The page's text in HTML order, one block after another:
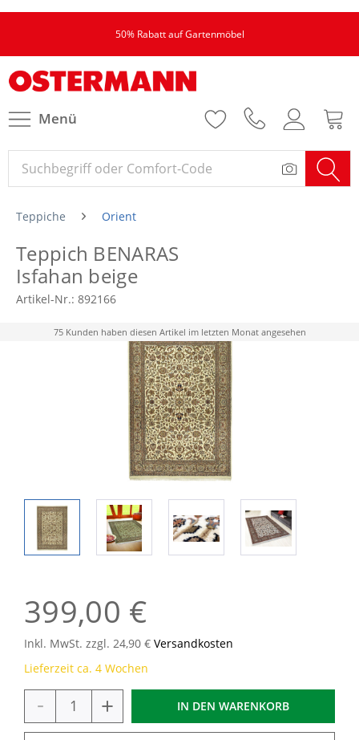
50% Rabatt auf Gartenmöbel
Menü
Teppiche Orient
Teppich BENARAS
Isfahan beige
Artikel-Nr.: 892166
75 Kunden haben diesen Artikel im letzten Monat angesehen
399,00 €
Inkl. MwSt. zzgl. 24,90 € Versandkosten
Lieferzeit ca. 4 Wochen
- + IN DEN WARENKORB